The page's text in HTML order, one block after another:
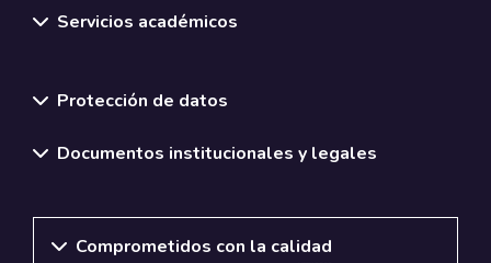
Servicios académicos
Protección de datos
Documentos institucionales y legales
Comprometidos con la calidad